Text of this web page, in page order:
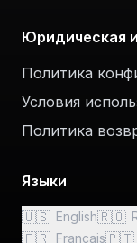
Юридическая
Политика
Условия
Политика
Языки
🇺🇸 English🇷🇴
🇫🇷 Français🇵🇹